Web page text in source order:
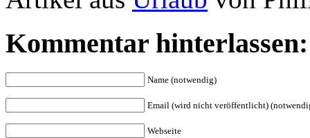
Kommentar hinterlassen:
Name (notwendig)
Email (wird nicht veröffentlicht)
Webseite